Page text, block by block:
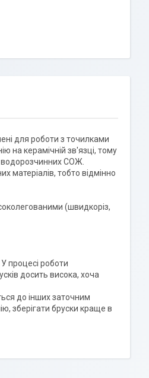
для роботи з точилками
на керамічній зв'язці, тому
водорозчинних СОЖ.
матеріалів, тобто відмінно
(швидкоріз,
процесі роботи
досить висока, хоча
до інших заточним
зберігати бруски краще в